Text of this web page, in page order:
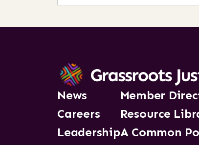
News
Careers
Leadership
Member
Resource
A Common